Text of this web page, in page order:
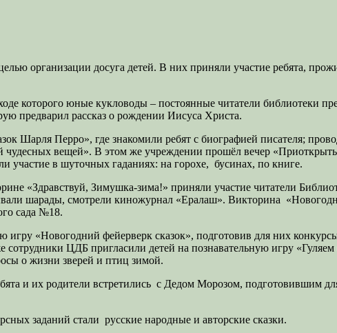
организации досуга детей. В них приняли участие ребята,
которого юные кукловоды – постоянные читатели библиотеки
предварил рассказ о рождении Иисуса Христа.
Шарля Перро», где знакомили ребят с биографией писателя;
чудесных вещей». В этом же учреждении прошёл вечер
участие в шуточных гаданиях: на горохе, бусинах, по книге.
«Здравствуй, Зимушка-зима!» приняли участие читатели
шарады, смотрели киножурнал «Ералаш». Викторина
сада №18.
игру «Новогодний фейерверк сказок», подготовив для них
ЦДБ пригласили детей на познавательную игру
о жизни зверей и птиц зимой.
и их родители встретились с Дедом Морозом, подготовившим
заданий стали русские народные и авторские сказки.